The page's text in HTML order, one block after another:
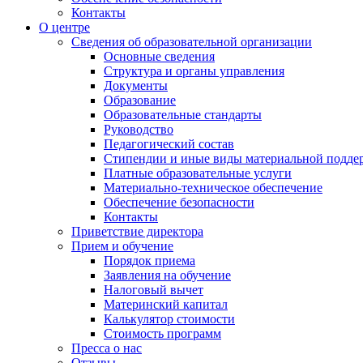
Контакты
О центре
Сведения об образовательной организации
Основные сведения
Структура и органы управления
Документы
Образование
Образовательные стандарты
Руководство
Педагогический состав
Стипендии и иные виды материальной
Платные образовательные услуги
Материально-техническое обеспечение
Обеспечение безопасности
Контакты
Приветствие директора
Прием и обучение
Порядок приема
Заявления на обучение
Налоговый вычет
Материнский капитал
Калькулятор стоимости
Стоимость программ
Пресса о нас